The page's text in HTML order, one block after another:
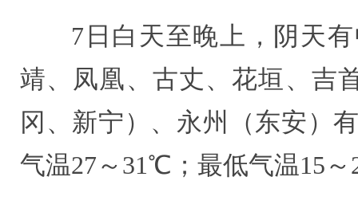
7日白天至晚上，阴天
靖、凤凰、古丈、花垣、吉
冈、新宁）、永州（东安）
气温27～31℃；最低气温15